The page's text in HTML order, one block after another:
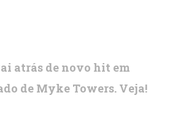
atrás de novo hit em
de Myke Towers. Veja!